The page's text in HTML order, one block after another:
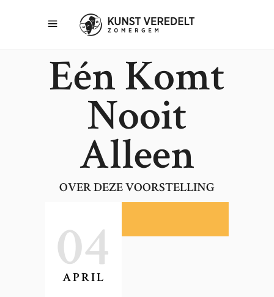
Eén Komt
Nooit
Alleen
OVER DEZE VOORSTELLING
04
APRIL
AUTEUR